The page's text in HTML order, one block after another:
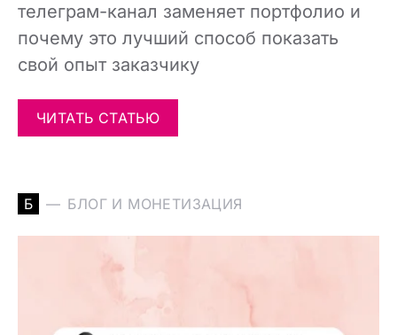
телеграм-канал заменяет портфолио и
почему это лучший способ показать
свой опыт заказчику
ЧИТАТЬ СТАТЬЮ
Б БЛОГ И МОНЕТИЗАЦИЯ